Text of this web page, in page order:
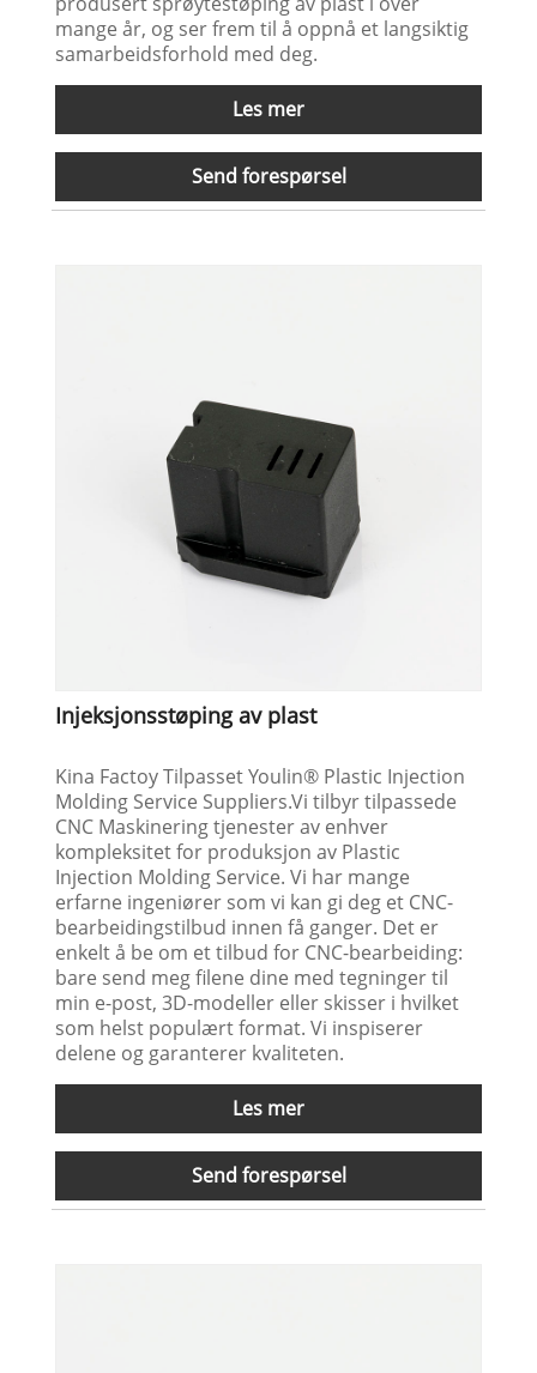
mange år, og ser frem til å oppnå et langsiktig
samarbeidsforhold med deg.
Les mer
Send forespørsel
Injeksjonsstøping av plast
Kina Factoy Tilpasset Youlin® Plastic Injection
Molding Service Suppliers.Vi tilbyr tilpassede
CNC Maskinering tjenester av enhver
kompleksitet for produksjon av Plastic
Injection Molding Service. Vi har mange
erfarne ingeniører som vi kan gi deg et CNC-
bearbeidingstilbud innen få ganger. Det er
enkelt å be om et tilbud for CNC-bearbeiding:
bare send meg filene dine med tegninger til
min e-post, 3D-modeller eller skisser i hvilket
som helst populært format. Vi inspiserer
delene og garanterer kvaliteten.
Les mer
Send forespørsel